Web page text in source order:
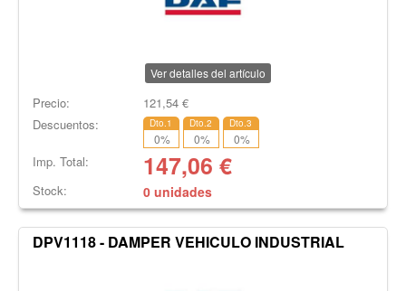
Ver detalles del artículo
Precio: 121,54€
Descuentos:
Dto.1
0%
Dto.2
0%
Dto.3
0%
Imp. Total: 147,06 €
Stock: 0 unidades
DPV1118 - DAMPER VEHICULO INDUSTRIAL